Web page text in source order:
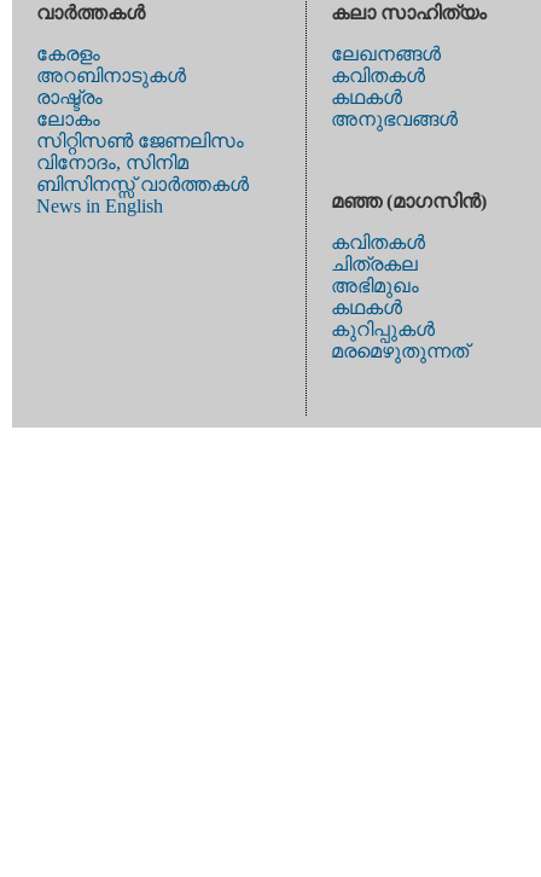
വാര്‍ത്തകള്‍
കേരളം
അറബിനാടുകള്‍
രാഷ്ട്രം
ലോകം
സിറ്റിസണ്‍ ജേണലിസം
വിനോദം, സിനിമ
ബിസിനസ്സ് വാര്‍ത്തകള്‍
News in English
കലാ സാഹിത്യം
ലേഖനങ്ങള്‍
കവിതകള്‍
കഥകള്‍
അനുഭവങ്ങള്‍
മഞ്ഞ (മാഗസിന്‍)
കവിതകള്‍
ചിത്രകല
അഭിമുഖം
കഥകള്‍
കുറിപ്പുകള്‍
മരമെഴുതുന്നത്